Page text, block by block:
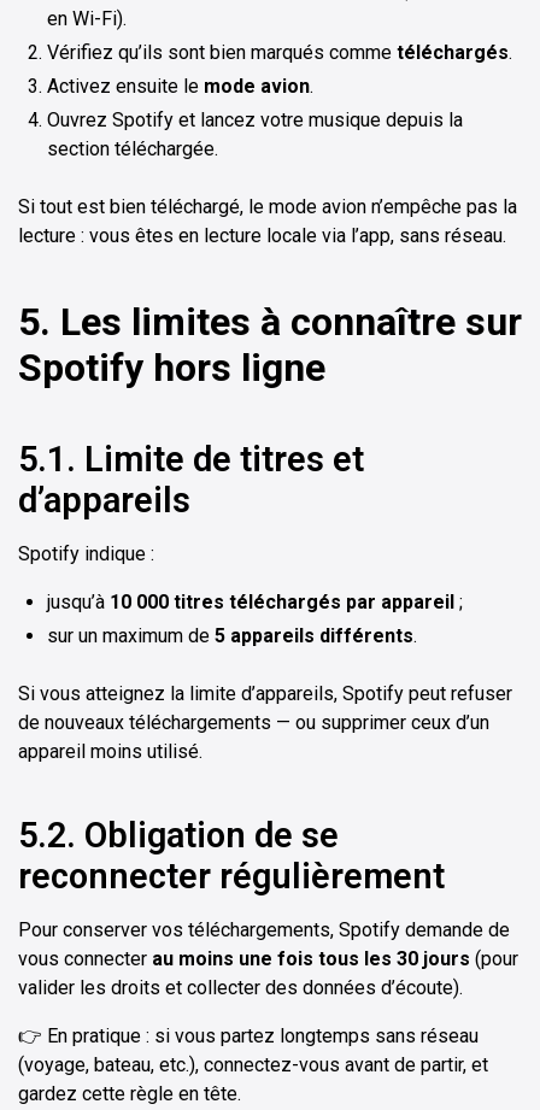
en Wi-Fi).
Vérifiez qu’ils sont bien marqués comme téléchargés.
Activez ensuite le mode avion.
Ouvrez Spotify et lancez votre musique depuis la
section téléchargée.
Si tout est bien téléchargé, le mode avion n’empêche pas la
lecture : vous êtes en lecture locale via l’app, sans réseau.
5. Les limites à connaître sur
Spotify hors ligne
5.1. Limite de titres et
d’appareils
Spotify indique :
jusqu’à 10 000 titres téléchargés par appareil ;
sur un maximum de 5 appareils différents.
Si vous atteignez la limite d’appareils, Spotify peut refuser
de nouveaux téléchargements — ou supprimer ceux d’un
appareil moins utilisé.
5.2. Obligation de se
reconnecter régulièrement
Pour conserver vos téléchargements, Spotify demande de
vous connecter au moins une fois tous les 30 jours (pour
valider les droits et collecter des données d’écoute).
👉 En pratique : si vous partez longtemps sans réseau
(voyage, bateau, etc.), connectez-vous avant de partir, et
gardez cette règle en tête.